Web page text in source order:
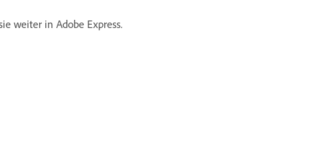
weiter in Adobe Express.